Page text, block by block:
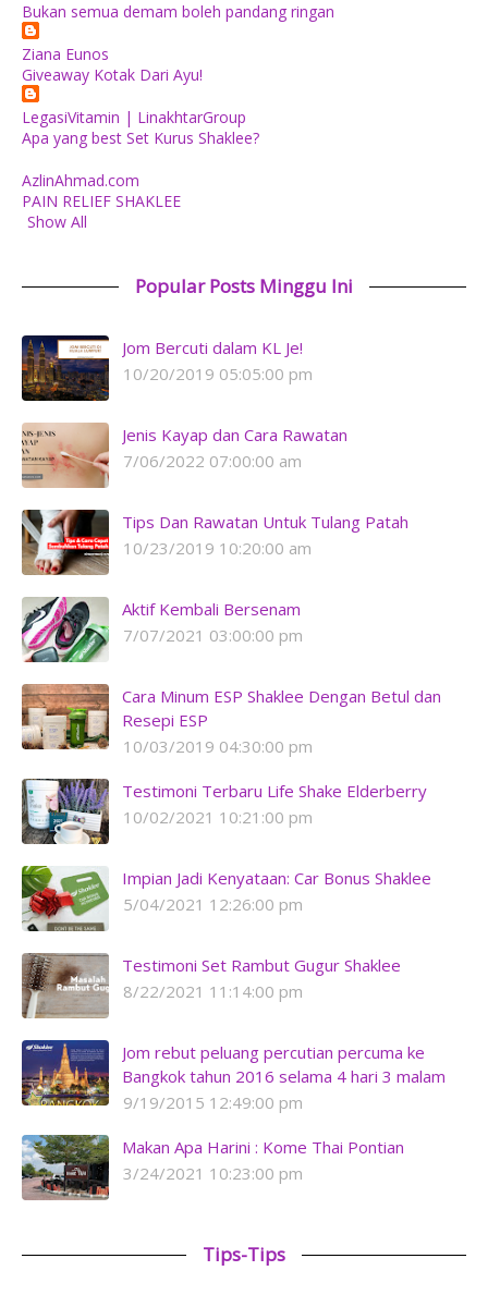
Bukan semua demam boleh pandang ringan
Ziana Eunos
Giveaway Kotak Dari Ayu!
LegasiVitamin | LinakhtarGroup
Apa yang best Set Kurus Shaklee?
AzlinAhmad.com
PAIN RELIEF SHAKLEE
Show All
Popular Posts Minggu Ini
Jom Bercuti dalam KL Je!
10/20/2019 05:05:00 pm
Jenis Kayap dan Cara Rawatan
7/06/2022 07:00:00 am
Tips Dan Rawatan Untuk Tulang Patah
10/23/2019 10:20:00 am
Aktif Kembali Bersenam
7/07/2021 03:00:00 pm
Cara Minum ESP Shaklee Dengan Betul dan
Resepi ESP
10/03/2019 04:30:00 pm
Testimoni Terbaru Life Shake Elderberry
10/02/2021 10:21:00 pm
Impian Jadi Kenyataan: Car Bonus Shaklee
5/04/2021 12:26:00 pm
Testimoni Set Rambut Gugur Shaklee
8/22/2021 11:14:00 pm
Jom rebut peluang percutian percuma ke
Bangkok tahun 2016 selama 4 hari 3 malam
9/19/2015 12:49:00 pm
Makan Apa Harini : Kome Thai Pontian
3/24/2021 10:23:00 pm
Tips-Tips